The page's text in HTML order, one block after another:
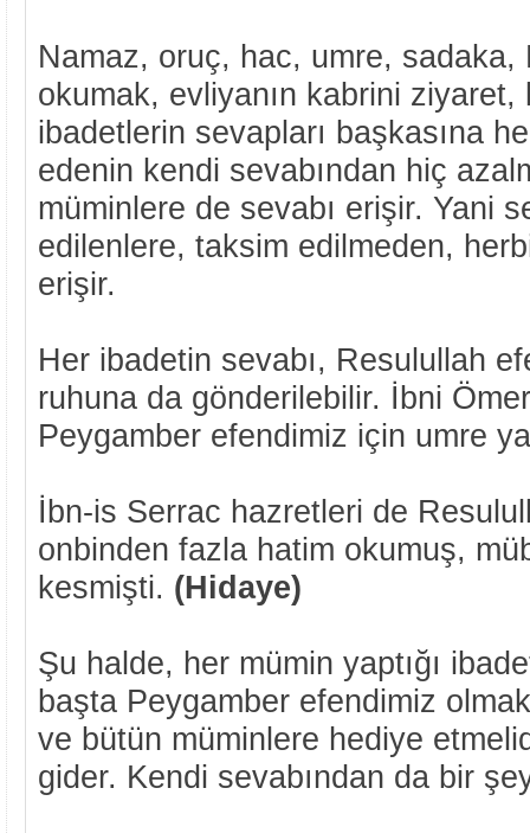
Namaz, oruç, hac, umre, sadaka,
okumak, evliyanın kabrini
ibadetlerin sevapları başkasına
edenin kendi sevabından hiç
müminlere de sevabı erişir. Yani
edilenlere, taksim edilmeden,
erişir.
Her ibadetin sevabı, Resulullah
ruhuna da gönderilebilir. İbni
Peygamber efendimiz için umre
İbn-is Serrac hazretleri de
onbinden fazla hatim okumuş,
kesmişti. (Hidaye)
Şu halde, her mümin yaptığı
başta Peygamber efendimiz
ve bütün müminlere hediye
gider. Kendi sevabından da bir